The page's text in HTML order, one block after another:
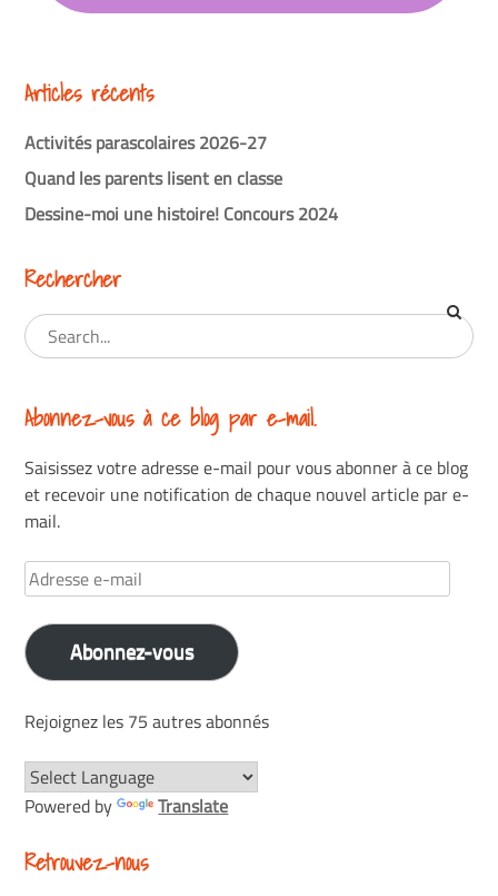
Articles récents
Activités parascolaires 2026-27
Quand les parents lisent en classe
Dessine-moi une histoire! Concours 2024
Rechercher
Abonnez-vous à ce blog par e-mail.
Saisissez votre adresse e-mail pour vous abonner à ce blog
et recevoir une notification de chaque nouvel article par e-
mail.
Adresse
e-
mail
Abonnez-vous
Rejoignez les 75 autres abonnés
Powered by Translate
Retrouvez-nous